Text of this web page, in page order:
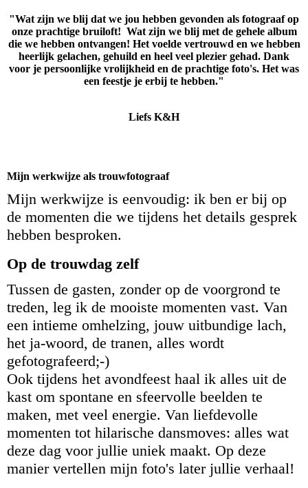
"Wat zijn we blij dat we jou hebben gevonden als fotograaf op
onze prachtige bruiloft! Wat zijn we blij met de gehele album
die we hebben ontvangen! Het voelde vertrouwd en we hebben
heerlijk gelachen, gehuild en heel veel plezier gehad. Dank
voor je persoonlijke vrolijkheid en de prachtige foto's. Het was
een feestje je erbij te hebben."
Liefs K&H
Mijn werkwijze als trouwfotograaf
Mijn werkwijze is eenvoudig: ik ben er bij op
de momenten die we tijdens het details gesprek
hebben besproken.
Op de trouwdag zelf
Tussen de gasten, zonder op de voorgrond te
treden, leg ik de mooiste momenten vast. Van
een intieme omhelzing, jouw uitbundige lach,
het ja-woord, de tranen, alles wordt
gefotografeerd;-)
Ook tijdens het avondfeest haal ik alles uit de
kast om spontane en sfeervolle beelden te
maken, met veel energie. Van liefdevolle
momenten tot hilarische dansmoves: alles wat
deze dag voor jullie uniek maakt. Op deze
manier vertellen mijn foto's later jullie verhaal!